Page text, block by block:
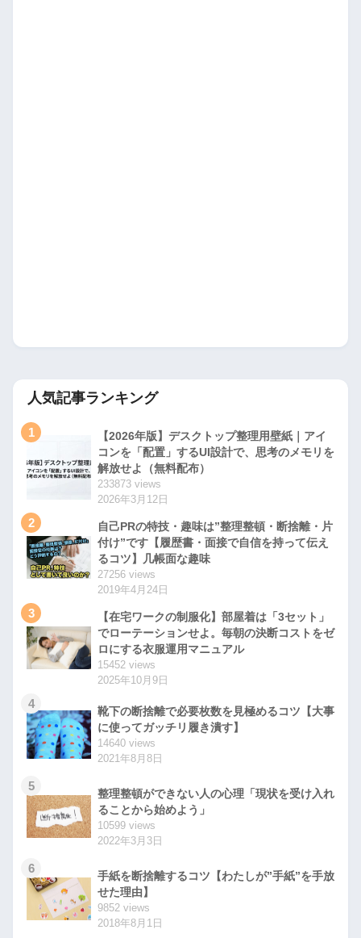
人気記事ランキング
1
【2026年版】デスクトップ整理用壁紙｜アイ
コンを「配置」するUI設計で、思考のメモリを
解放せよ（無料配布）
233873 views
2026年3月12日
2
自己PRの特技・趣味は”整理整頓・断捨離・片
付け”です【履歴書・面接で自信を持って伝え
るコツ】几帳面な趣味
27256 views
2019年4月24日
3
【在宅ワークの制服化】部屋着は「3セット」
でローテーションせよ。毎朝の決断コストをゼ
ロにする衣服運用マニュアル
15452 views
2025年10月9日
4
靴下の断捨離で必要枚数を見極めるコツ【大事
に使ってガッチリ履き潰す】
14640 views
2021年8月8日
5
整理整頓ができない人の心理「現状を受け入れ
ることから始めよう」
10599 views
2022年3月3日
6
手紙を断捨離するコツ【わたしが”手紙”を手放
せた理由】
9852 views
2018年8月1日